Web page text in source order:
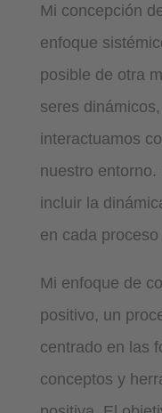
Mi concepción
enfoque
posible de otra
seres
interactuamos
nuestro
incluir la
en cada
Mi enfoque de
positivo, un
centrado en las
conceptos y